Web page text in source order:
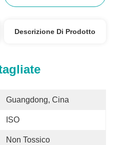
Descrizione Di Prodotto
Guangdong, Cina
ISO
Non Tossico